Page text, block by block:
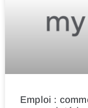
Emploi :